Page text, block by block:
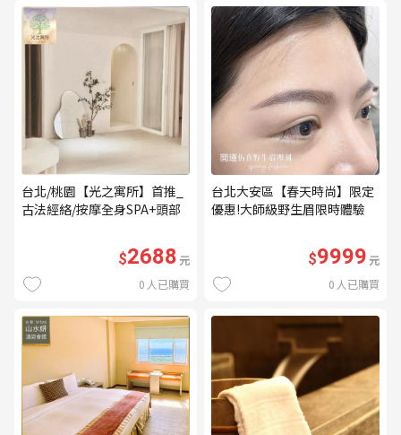
台北/桃園【光之寓所】首推_
古法經絡/按摩全身SPA+頭部
$2688元
0 人已購買
台北大安區【春天時尚】限定
優惠!大師級野生眉限時體驗
優惠券（無補色） (MO)
$9999元
0 人已購買